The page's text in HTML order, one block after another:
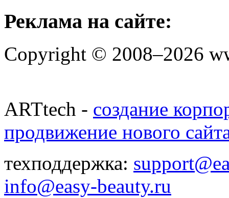
Реклама на сайте:
Copyright © 2008–2026
ARTtech - создание
продвижение нового
техподдержка:
info@easy-beauty.ru